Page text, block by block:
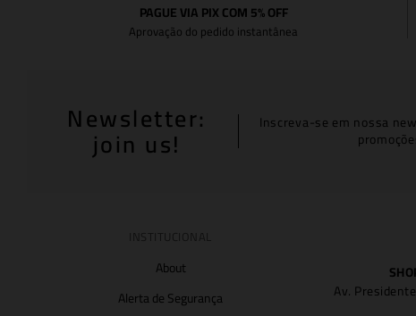
PAGUE VIA PIX COM 5% OFF
Aprovação do pedido instantânea
Newsletter:
join us! Inscreva-se em nossa
About
Alerta de Segurança
Av.